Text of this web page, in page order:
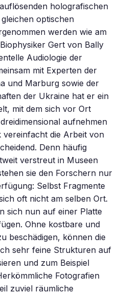
holografischen
optischen
werden wie am
Gert von Bally
Audiologie der
mit Experten der
und Marburg sowie der
der Ukraine hat er ein
mit dem sich vor Ort
aufnehmen
vereinfacht die Arbeit von
Denn häufig
verstreut in Museen
sie den Forschern nur
Selbst Fragmente
oft nicht am selben Ort.
sich nun auf einer Platte
Ohne kostbare und
beschädigen, können die
sehr feine Strukturen auf
und zum Beispiel
Fotografien
zuviel räumliche